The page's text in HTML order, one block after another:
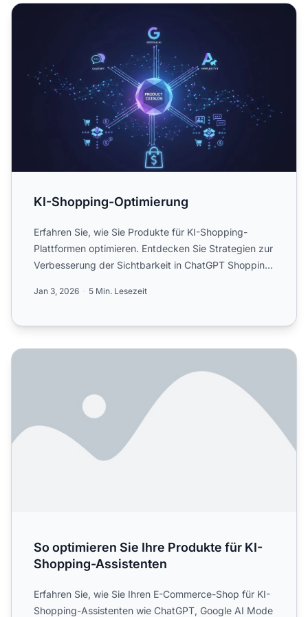
KI-Shopping-Optimierung
KI-Shopping-Optimierung
Erfahren Sie, wie Sie Produkte für KI-Shopping-
Plattformen optimieren. Entdecken Sie Strategien zur
Verbesserung der Sichtbarkeit in ChatGPT Shopping,
Jan 3, 2026 5 Min. Lesezeit
So optimieren Sie Ihre Produkte für KI-Shopping-
So optimieren Sie Ihre Produkte für KI-
Shopping-Assistenten
Erfahren Sie, wie Sie Ihren E-Commerce-Shop für KI-
Shopping-Assistenten wie ChatGPT, Google AI Mode